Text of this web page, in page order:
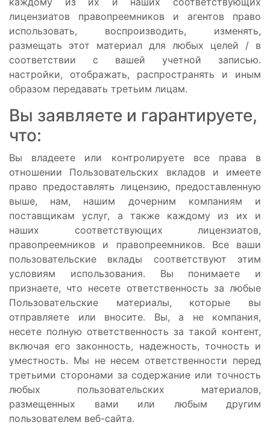
лицензиатов правопреемников и агентов право
использовать, воспроизводить, изменять,
размещать этот материал для любых целей / в
соответствии с вашей учетной записью.
настройки, отображать, распространять и иным
образом передавать третьим лицам.
Вы заявляете и гарантируете,
что:
Вы владеете или контролируете все права в
отношении Пользовательских вкладов и имеете
право предоставлять лицензию, предоставленную
выше, нам, нашим дочерним компаниям и
поставщикам услуг, а также каждому из их и
наших соответствующих лицензиатов,
правопреемников и правопреемников. Все ваши
пользовательские вклады соответствуют этим
условиям использования. Вы понимаете и
признаете, что несете ответственность за любые
Пользовательские материалы, которые вы
отправляете или вносите. Вы, а не компания,
несете полную ответственность за такой контент,
включая его законность, надежность, точность и
уместность. Мы не несем ответственности перед
третьими сторонами за содержание или точность
любых пользовательских материалов,
размещенных вами или любым другим
пользователем веб-сайта.